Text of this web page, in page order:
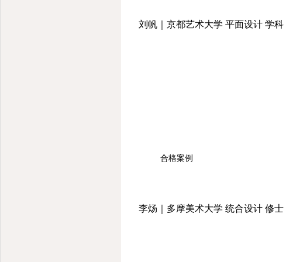
刘帆｜京都艺术大学 平面设计 学科
合格案例
李炀｜多摩美术大学 统合设计 修士